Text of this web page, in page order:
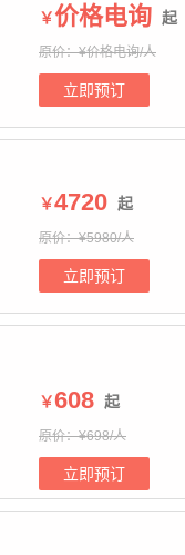
￥价格电询 起
原价：¥价格电询/人
立即预订
￥4720 起
原价：¥5980/人
立即预订
￥608 起
原价：¥698/人
立即预订